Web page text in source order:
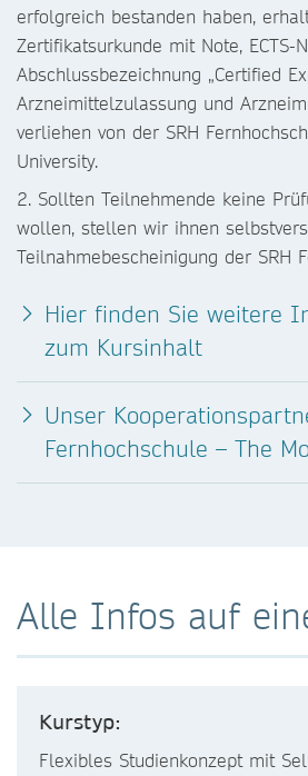
erfolgreich bestanden haben,
Zertifikatsurkunde mit Note, ECTS-
Abschlussbezeichnung „Certified
Arzneimittelzulassung und
verliehen von der SRH
University.
2. Sollten Teilnehmende keine
wollen, stellen wir ihnen
Teilnahmebescheinigung der SRH
Hier finden Sie weitere
zum Kursinhalt
Unser
Fernhochschule – The
Alle Infos auf
Kurstyp:
Flexibles Studienkonzept mit